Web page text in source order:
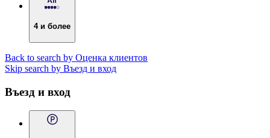
4 и более
Back to search by Оценка клиентов
Skip search by Въезд и вход
Въезд и вход